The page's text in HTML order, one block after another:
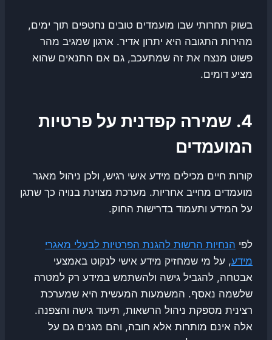
בשוק תחרותי שבו מועמדים טובים נחטפים תוך ימים,
מהירות התגובה היא יתרון אדיר. ארגון שמגיב מהר
פשוט מנצח את זה שמתעכב, גם אם התנאים שהוא
מציע דומים.
4. שמירה קפדנית על פרטיות
המועמדים
קורות חיים מכילים מידע אישי רגיש, ולכן ניהול מאגר
מועמדים מחייב אחריות. מערכת מצוינת בנויה כך שתגן
על המידע ותעמוד בדרישות החוק.
לפי הנחיות הרשות להגנת הפרטיות לבעלי מאגרי
מידע, על מי שמחזיק מידע אישי לנקוט באמצעי
אבטחה, להגביל גישה ולהשתמש במידע רק למטרה
שלשמה נאסף. המשמעות המעשית היא שמערכת
רצינית מספקת ניהול הרשאות, תיעוד גישה והצפנה.
אלה אינם מותרות אלא חובה, והם מגנים גם על